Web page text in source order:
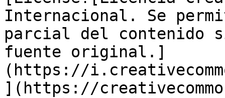
Internacional. Se
parcial del contenido
fuente original.]
(https://
](https://